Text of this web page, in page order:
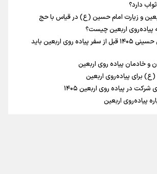
علمی و استقلال ملی؛ میراث رهبر شهید که با خون
شد
کامل فاصله مرز شلمچه تا شهرهای زیارتی
دارد؟
و زیارت امام حسین (ع) در قیاس با حج
پیاده‌روی اربعین چیست؟
آنچه که زائران اربعین حسینی ۱۴۰۵ قبل از سفر پیاده روی اربعین باید
پیاده‌روی اربعین